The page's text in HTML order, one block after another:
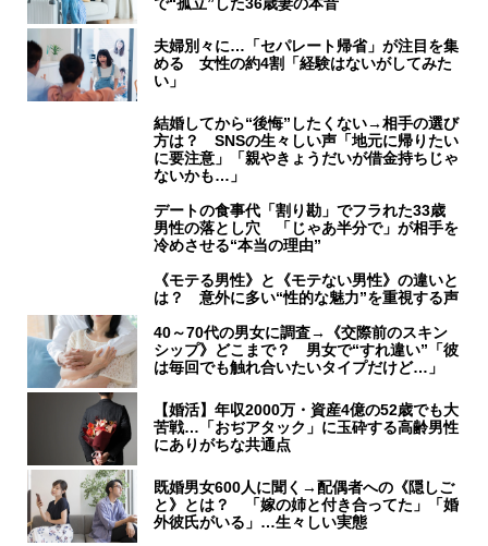
で“孤立”した36歳妻の本音
夫婦別々に…「セパレート帰省」が注目を集
める 女性の約4割「経験はないがしてみた
い」
結婚してから“後悔”したくない→相手の選び
方は？ SNSの生々しい声「地元に帰りたい
に要注意」「親やきょうだいが借金持ちじゃ
ないかも…」
デートの食事代「割り勘」でフラれた33歳
男性の落とし穴 「じゃあ半分で」が相手を
冷めさせる“本当の理由”
《モテる男性》と《モテない男性》の違いと
は？ 意外に多い“性的な魅力”を重視する声
40～70代の男女に調査→《交際前のスキン
シップ》どこまで？ 男女で“すれ違い”「彼
は毎回でも触れ合いたいタイプだけど…」
【婚活】年収2000万・資産4億の52歳でも大
苦戦…「おぢアタック」に玉砕する高齢男性
にありがちな共通点
既婚男女600人に聞く→配偶者への《隠しご
と》とは？ 「嫁の姉と付き合ってた」「婚
外彼氏がいる」…生々しい実態